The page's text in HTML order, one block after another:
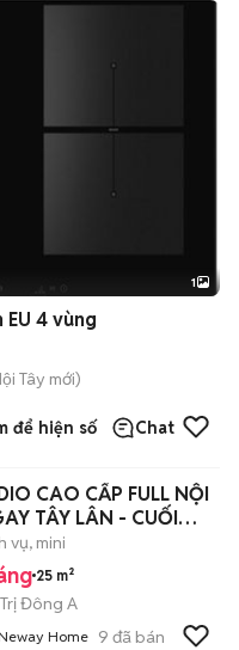
1
EU 4 vùng
Tây mới)
để hiện số Chat
CAO CẤP FULL NỘI
TÂY LÂN - CUỐI
LỘ 2
vụ, mini
25 m²
Đông A
Home 9 đã bán